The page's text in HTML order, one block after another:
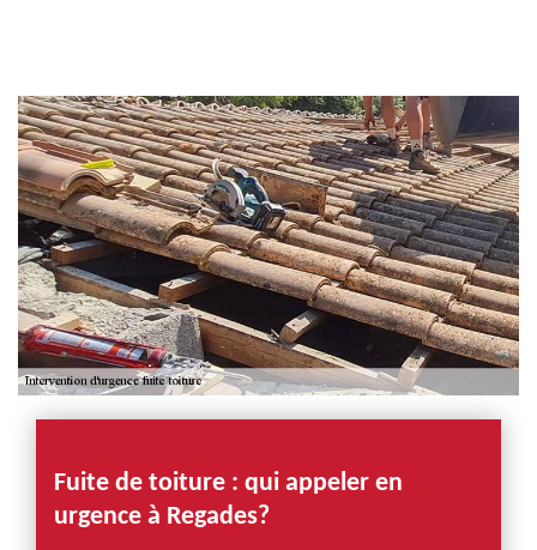
Fuite de toiture : qui appeler en
urgence à Regades?